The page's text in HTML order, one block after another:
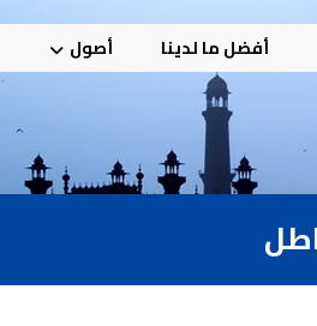
أفضل ما لدينا أصول